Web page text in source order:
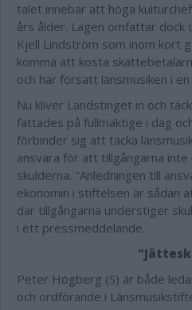
talet innebar att höga
års ålder. Lagen omfattar dock
Kjell Lindström som inom kort
komma att kosta
och har försatt länsmusiken i
Nu kliver Landstinget in och
fattades på fullmäktige i dag
förbinder sig att täcka
ansvara för att tillgångarna
skulderna. "Anledningen till
ekonomin i stiftelsen är sådan
där tillgångarna understiger
i ett pressmeddelande.
Peter Högberg (S) är både
och ordförande i